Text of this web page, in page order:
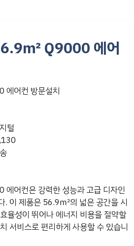
㎡ Q9000 에어
어컨 방문설치
털
어컨은 강력한 성능과 고급 디자인
. 이 제품은 56.9㎡의 넓은 공간을 시
율성이 뛰어나 에너지 비용을 절약할
서비스로 편리하게 사용할 수 있습니